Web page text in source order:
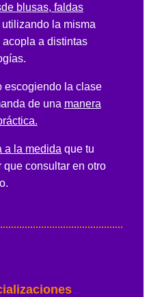
blusas, faldas
la misma
a distintas
escogiendo la clase
de una manera
a la medida que tu
consultar en otro